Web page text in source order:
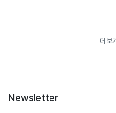
더 보기
Newsletter